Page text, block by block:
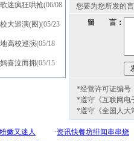
迷疯狂哄抢(06/08
大巡演(图)(05/23
高校巡演(05/18
喜泣而拥(05/15
您要为您所发的
留 言：
*经营许可证编号
*遵守《互联网电
*遵守《全国人大